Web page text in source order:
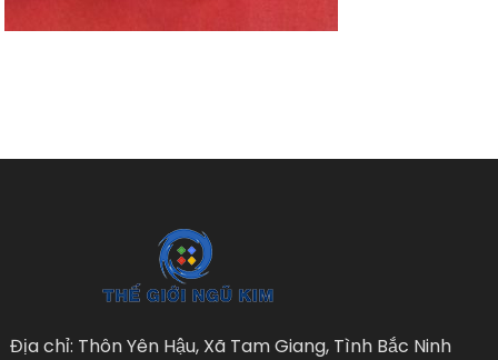
Địa chỉ: Thôn Yên Hậu, Xã Tam Giang, Tình Bắc Ninh